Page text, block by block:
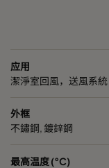
NXDP ABV
应用
潔淨室回風，送風系統
外框
不鏽鋼, 鍍鋅鋼
最高温度 (°C)